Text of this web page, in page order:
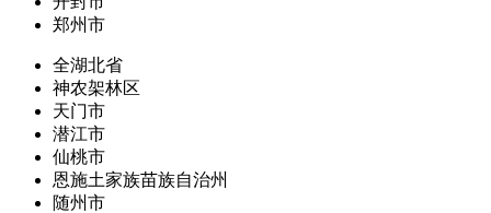
郑州市
全湖北省
神农架林区
天门市
潜江市
仙桃市
恩施土家族苗族自治州
随州市